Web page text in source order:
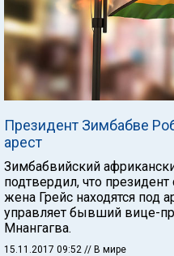
Президент Зимбабве
арест
Зимбабвийский
подтвердил, что
жена Грейс находятся под
управляет бывший вице-
Мнангагва.
15.11.2017 09:52 // В мире